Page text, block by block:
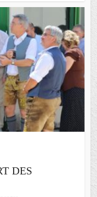
DES